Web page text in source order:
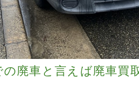
の廃車と言えば廃車買